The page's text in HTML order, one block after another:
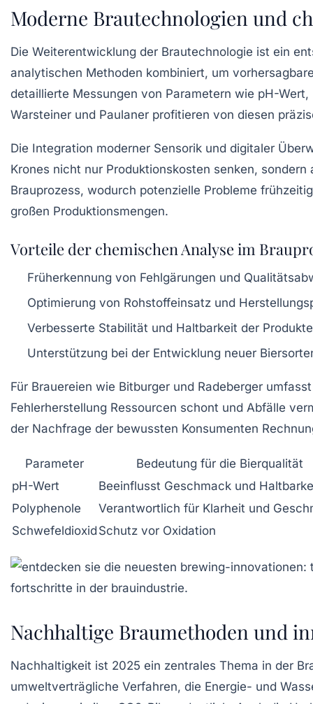
Moderne Brautechnologien und
Die Weiterentwicklung der Brautechnologie ist ein
analytischen Methoden kombiniert, um
detaillierte Messungen von Parametern wie pH-
Warsteiner und Paulaner profitieren von diesen
Die Integration moderner Sensorik und digitaler
Krones nicht nur Produktionskosten senken,
Brauprozess, wodurch potenzielle Probleme
großen Produktionsmengen.
Vorteile der chemischen Analyse im
Früherkennung von Fehlgärungen und
Optimierung von Rohstoffeinsatz und
Verbesserte Stabilität und Haltbarkeit der Produkte
Unterstützung bei der Entwicklung neuer
Für Brauereien wie Bitburger und Radeberger
Fehlerherstellung Ressourcen schont und Abfälle
der Nachfrage der bewussten Konsumenten
Parameter
Bedeutung für die Bierqualität
pH-Wert
Beeinflusst Geschmack und
Polyphenole
Verantwortlich für Klarheit und
Schwefeldioxid Schutz vor Oxidation
Nachhaltige Braumethoden und
Nachhaltigkeit ist 2025 ein zentrales Thema in der
umweltverträgliche Verfahren, die Energie- und